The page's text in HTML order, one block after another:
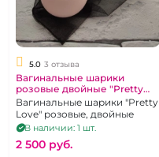
5.0 3 отзыва
Вагинальные шарики
розовые двойные "Pretty
Love"
Вагинальные шарики "Pretty
Love" розовые, двойные
В наличии: 1 шт.
2 500 pуб.